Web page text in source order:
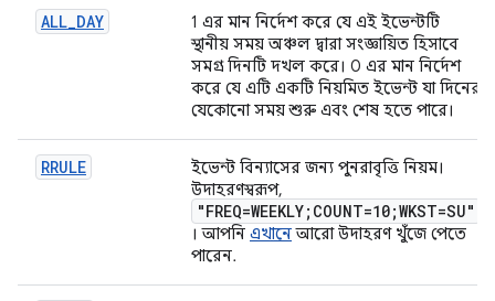
ALL_DAY
1 এর মান নির্দেশ করে যে এই ইভেন্টটি
স্থানীয় সময় অঞ্চল দ্বারা সংজ্ঞায়িত হিসাবে
সমগ্র দিনটি দখল করে। 0 এর মান নির্দেশ
করে যে এটি একটি নিয়মিত ইভেন্ট যা দিনের
যেকোনো সময় শুরু এবং শেষ হতে পারে।
RRULE
ইভেন্ট বিন্যাসের জন্য পুনরাবৃত্তি নিয়ম।
উদাহরণস্বরূপ,
"FREQ=WEEKLY;COUNT=10;WKST=SU"
। আপনি এখানেআরো উদাহরণ খুঁজে পেতে
পারেন.